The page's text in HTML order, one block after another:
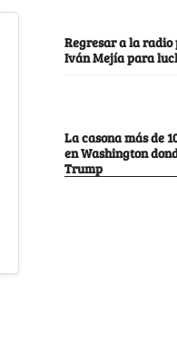
Regresar a la
Iván Mejía para
La casona más de
en Washington
Trump